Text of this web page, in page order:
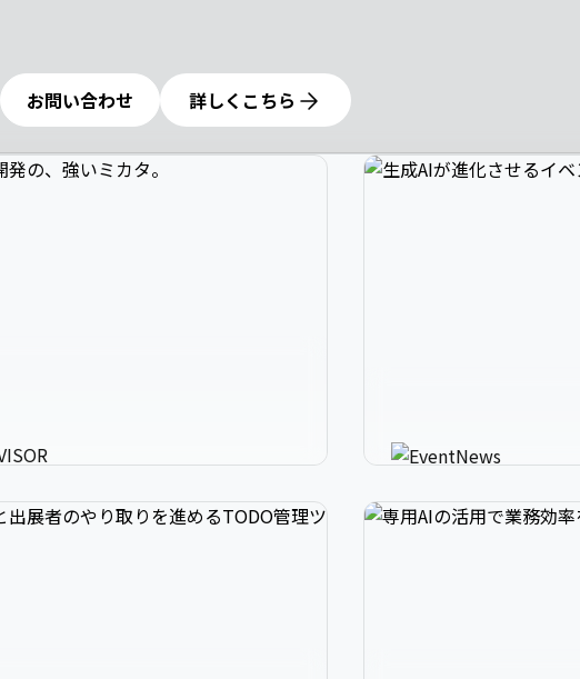
お問い合わせ 詳しくこちら
2 2 3 9